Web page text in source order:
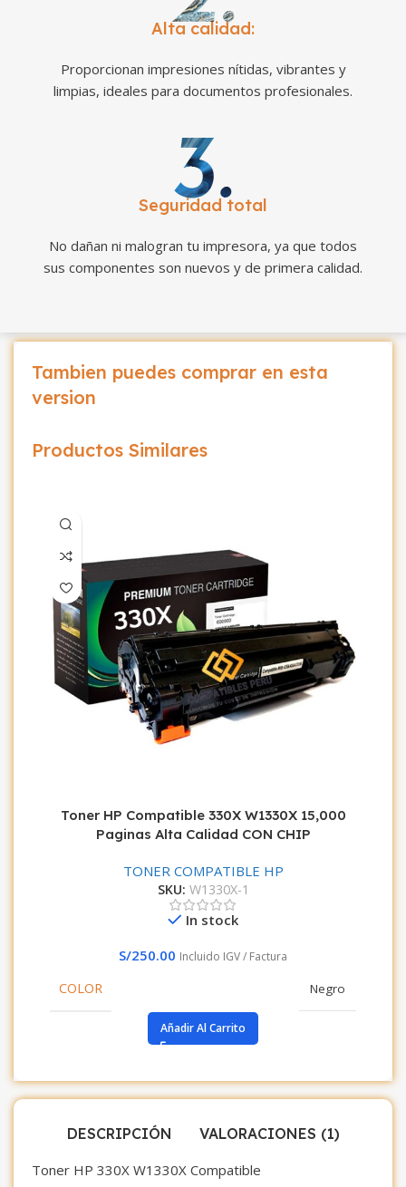
Alta calidad:
Proporcionan impresiones nítidas, vibrantes y
limpias, ideales para documentos profesionales.
Seguridad total
No dañan ni malogran tu impresora, ya que todos
sus componentes son nuevos y de primera calidad.
DESCRIPCIÓN
VALORACIONES (1)
Toner HP 330X W1330X Compatible
Tambien puedes comprar en esta
version
Productos Similares
Toner HP Compatible 330X W1330X 15,000
Paginas Alta Calidad CON CHIP
TONER COMPATIBLE HP
SKU: W1330X-1
In stock
S/250.00 Incluido IGV / Factura
COLOR Negro
Añadir Al Carrito